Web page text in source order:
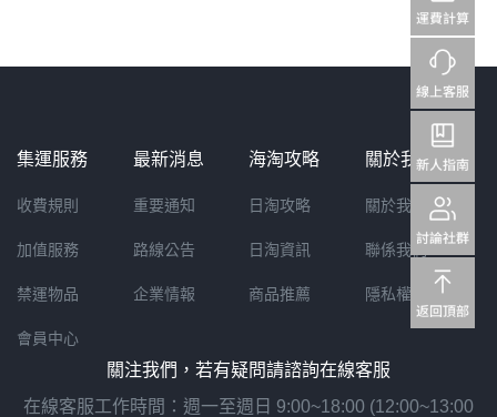
集運服務
收費規則
加值服務
禁運物品
會員中心
最新消息
重要通知
路線公告
企業情報
海淘攻略
日淘攻略
日淘資訊
商品推薦
關於我們
關於我們
聯係我們
隱私權聲明
關注我們，若有疑問請諮詢在線客服
在線客服工作時間：週一至週日 9:00~18:00 (12:00~13:00